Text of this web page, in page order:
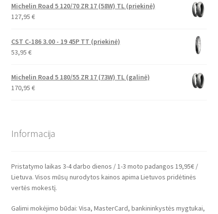
Michelin Road 5 120/70 ZR 17 (58W) TL (priekinė)
127,95 €
CST C-186 3.00 - 19 45P TT (priekinė)
53,95 €
Michelin Road 5 180/55 ZR 17 (73W) TL (galinė)
170,95 €
Informacija
Pristatymo laikas 3-4 darbo dienos / 1-3 moto padangos 19,95€ /
Lietuva. Visos mūsų nurodytos kainos apima Lietuvos pridėtinės
vertės mokestį.
Galimi mokėjimo būdai: Visa, MasterCard, bankininkystės mygtukai,